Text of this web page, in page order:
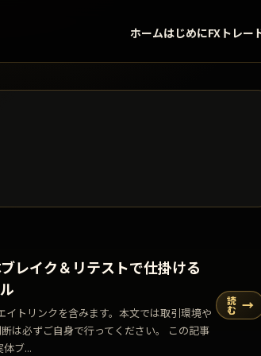
ホームはじめにFXトレー
レイク＆リテストで仕掛ける
イトリンクを含みます。本文では取引環境や
は必ずご自身で行ってください。 この記事
ブ...
読
む →